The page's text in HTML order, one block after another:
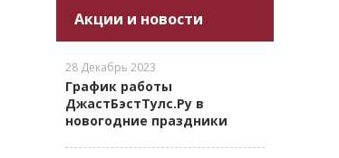
Акции и новости
28 Декабрь 2023
График работы
ДжастБэстТулс.Ру в
новогодние праздники